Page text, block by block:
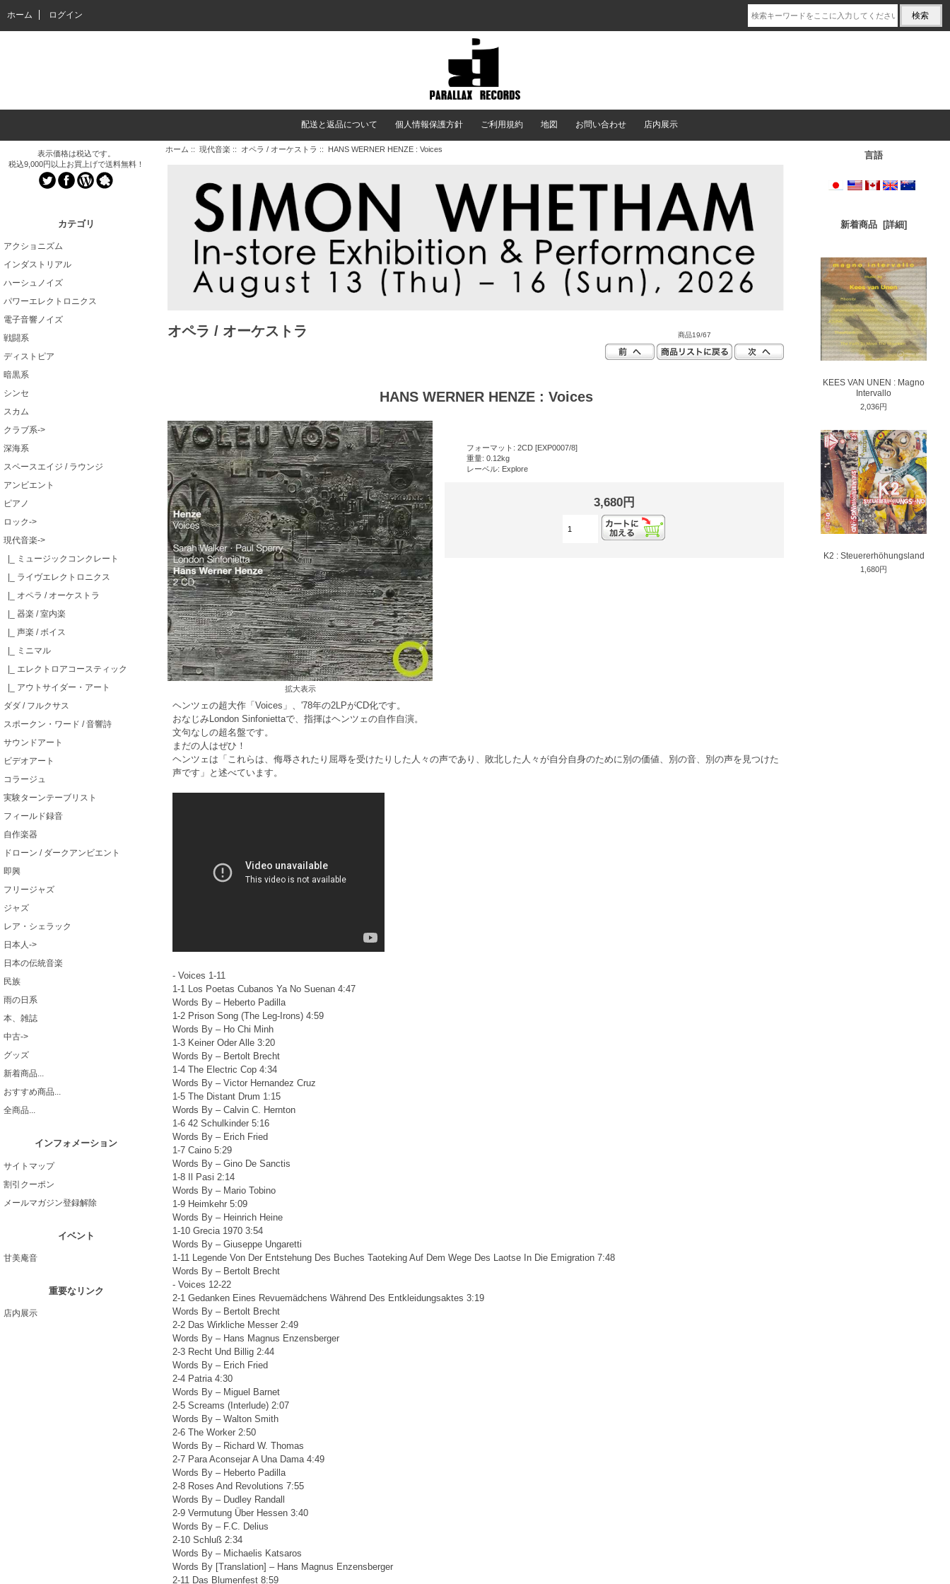
ホーム ログイン
配送と返品について 個人情報保護方針 ご利用規約 地図 お問い合わせ 店内展示
表示価格は税込です。
税込9,000円以上お買上げで送料無料！
カテゴリ
アクショニズム
インダストリアル
ハーシュノイズ
パワーエレクトロニクス
電子音響ノイズ
戦闘系
ディストピア
暗黒系
シンセ
スカム
クラブ系->
深海系
スペースエイジ / ラウンジ
アンビエント
ピアノ
ロック->
現代音楽->
|_ ミュージックコンクレート
|_ ライヴエレクトロニクス
|_ オペラ / オーケストラ
|_ 器楽 / 室内楽
|_ 声楽 / ボイス
|_ ミニマル
|_ エレクトロアコースティック
|_ アウトサイダー・アート
ダダ / フルクサス
スポークン・ワード / 音響詩
サウンドアート
ビデオアート
コラージュ
実験ターンテーブリスト
フィールド録音
自作楽器
ドローン / ダークアンビエント
即興
フリージャズ
ジャズ
レア・シェラック
日本人->
日本の伝統音楽
民族
雨の日系
本、雑誌
中古->
グッズ
新着商品...
おすすめ商品...
全商品...
インフォメーション
サイトマップ
割引クーポン
メールマガジン登録解除
イベント
甘美庵音
重要なリンク
店内展示
ホーム :: 現代音楽 :: オペラ / オーケストラ :: HANS WERNER HENZE : Voices
オペラ / オーケストラ 商品19/67
HANS WERNER HENZE : Voices
拡大表示
フォーマット: 2CD [EXP0007/8]
重量: 0.12kg
レーベル: Explore
3,680円
ヘンツェの超大作「Voices」、'78年の2LPがCD化です。
おなじみLondon Sinfoniettaで、指揮はヘンツェの自作自演。
文句なしの超名盤です。
まだの人はぜひ！
ヘンツェは「これらは、侮辱されたり屈辱を受けたりした人々の声であり、敗北した人々が自分自身のために別の価値、別の音、別の声を見つけた
声です」と述べています。
- Voices 1-11
1-1 Los Poetas Cubanos Ya No Suenan 4:47
Words By – Heberto Padilla
1-2 Prison Song (The Leg-Irons) 4:59
Words By – Ho Chi Minh
1-3 Keiner Oder Alle 3:20
Words By – Bertolt Brecht
1-4 The Electric Cop 4:34
Words By – Victor Hernandez Cruz
1-5 The Distant Drum 1:15
Words By – Calvin C. Hernton
1-6 42 Schulkinder 5:16
Words By – Erich Fried
1-7 Caino 5:29
Words By – Gino De Sanctis
1-8 Il Pasi 2:14
Words By – Mario Tobino
1-9 Heimkehr 5:09
Words By – Heinrich Heine
1-10 Grecia 1970 3:54
Words By – Giuseppe Ungaretti
1-11 Legende Von Der Entstehung Des Buches Taoteking Auf Dem Wege Des Laotse In Die Emigration 7:48
Words By – Bertolt Brecht
- Voices 12-22
2-1 Gedanken Eines Revuemädchens Während Des Entkleidungsaktes 3:19
Words By – Bertolt Brecht
2-2 Das Wirkliche Messer 2:49
Words By – Hans Magnus Enzensberger
2-3 Recht Und Billig 2:44
Words By – Erich Fried
2-4 Patria 4:30
Words By – Miguel Barnet
2-5 Screams (Interlude) 2:07
Words By – Walton Smith
2-6 The Worker 2:50
Words By – Richard W. Thomas
2-7 Para Aconsejar A Una Dama 4:49
Words By – Heberto Padilla
2-8 Roses And Revolutions 7:55
Words By – Dudley Randall
2-9 Vermutung Über Hessen 3:40
Words By – F.C. Delius
2-10 Schluß 2:34
Words By – Michaelis Katsaros
Words By [Translation] – Hans Magnus Enzensberger
2-11 Das Blumenfest 8:59
言語
新着商品 [詳細]
KEES VAN UNEN : Magno
Intervallo
2,036円
K2 : Steuererhöhungsland
1,680円